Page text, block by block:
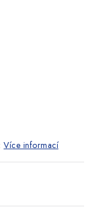
Více informací